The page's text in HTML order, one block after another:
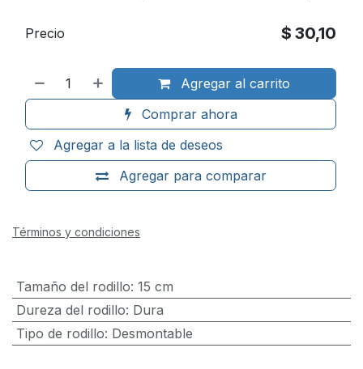
Agregar al carrito
Comprar ahora
Agregar para comparar
Agregar a la lista de deseos
Precio $ 30,10
Términos y condiciones
Tamaño del rodillo: 15 cm
Dureza del rodillo: Dura
Tipo de rodillo: Desmontable